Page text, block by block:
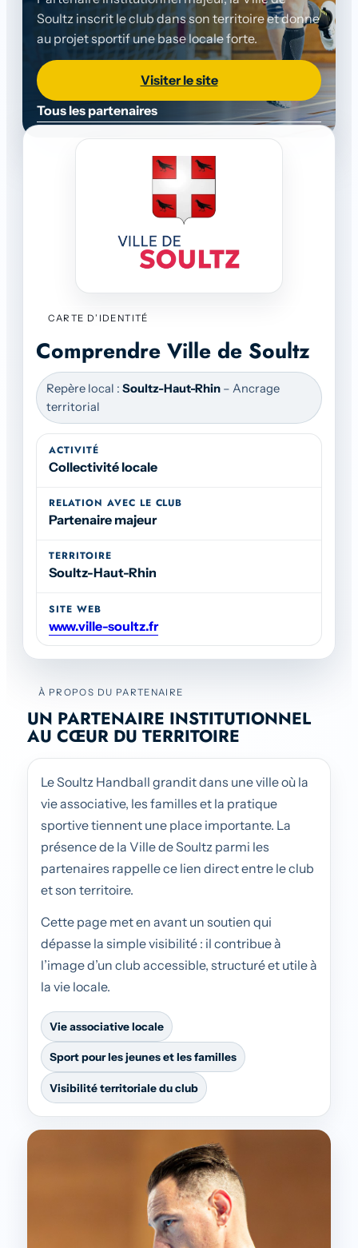
Soultz inscrit le club dans son territoire et donne
au projet sportif une base locale forte.
Visiter le site
Tous les partenaires
CARTE D’IDENTITÉ
Comprendre Ville de Soultz
Repère local : Soultz-Haut-Rhin – Ancrage
territorial
ACTIVITÉ
Collectivité locale
RELATION AVEC LE CLUB
Partenaire majeur
TERRITOIRE
Soultz-Haut-Rhin
SITE WEB
www.ville-soultz.fr
À PROPOS DU PARTENAIRE
UN PARTENAIRE INSTITUTIONNEL
AU CŒUR DU TERRITOIRE
Le Soultz Handball grandit dans une ville où la
vie associative, les familles et la pratique
sportive tiennent une place importante. La
présence de la Ville de Soultz parmi les
partenaires rappelle ce lien direct entre le club
et son territoire.
Cette page met en avant un soutien qui
dépasse la simple visibilité : il contribue à
l’image d’un club accessible, structuré et utile à
la vie locale.
Vie associative locale
Sport pour les jeunes et les familles
Visibilité territoriale du club